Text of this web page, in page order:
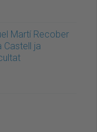
Martí Recober
Castell ja